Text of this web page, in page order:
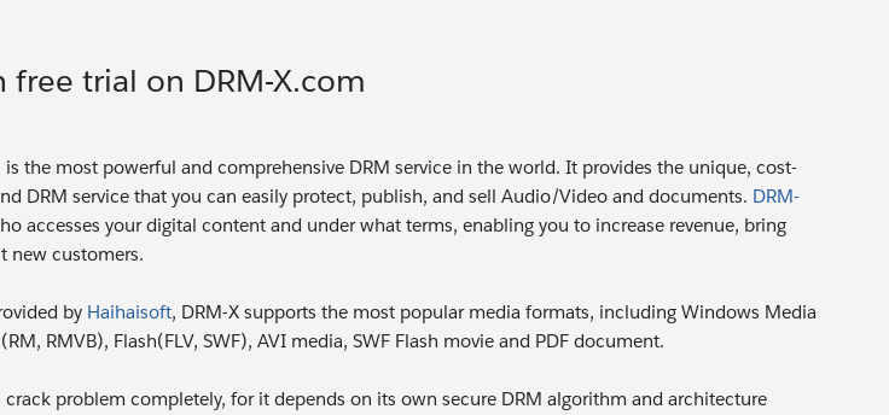
trial on DRM-X.com
is the most powerful and comprehensive DRM service in the world. It provides the unique, cost-
DRM service that you can easily protect, publish, and sell Audio/Video and documents. DRM-
accesses your digital content and under what terms, enabling you to increase revenue, bring
new customers.
by Haihaisoft, DRM-X supports the most popular media formats, including Windows Media
RMVB), Flash(FLV, SWF), AVI media, SWF Flash movie and PDF document.
crack problem completely, for it depends on its own secure DRM algorithm and architecture